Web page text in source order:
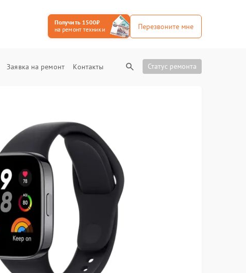
Получить 1500₽
на ремонт техники
Перезвоните мне
Заявка на ремонт Контакты Статус ремонта